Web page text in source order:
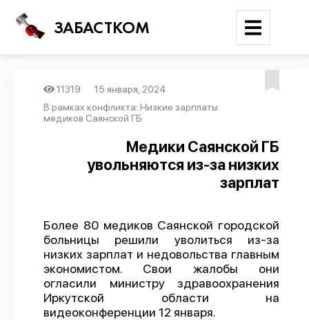
ЗАБАСТКОМ
Войти
Поиск
Новости
Отчеты
Предложить публикацию
Справочник
API
11319
15 января, 2024
В рамках конфликта: Низкие зарплаты
медиков Саянской ГБ
Медики Саянской ГБ
увольняются из-за низких
зарплат
Более 80 медиков Саянской городской
больницы решили уволиться из-за
низких зарплат и недовольства главным
экономистом. Свои жалобы они
огласили министру здравоохранения
Иркутской области на
видеоконференции 12 января.